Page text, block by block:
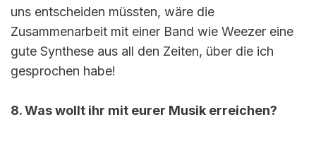
uns entscheiden müssten, wäre die
Zusammenarbeit mit einer Band wie Weezer eine
gute Synthese aus all den Zeiten, über die ich
gesprochen habe!
8. Was wollt ihr mit eurer Musik erreichen?